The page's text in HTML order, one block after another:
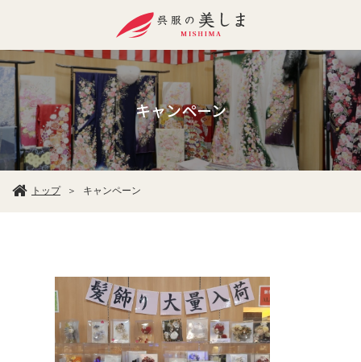
キャンペーン
トップ ＞ キャンペーン